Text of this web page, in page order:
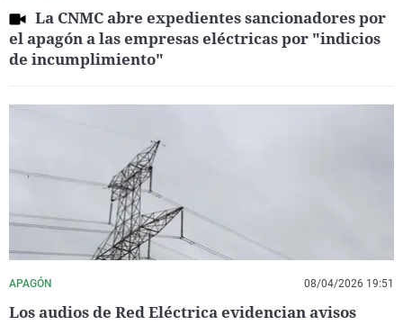
La CNMC abre expedientes sancionadores por
el apagón a las empresas eléctricas por "indicios
de incumplimiento"
APAGÓN 08/04/2026 19:51
Los audios de Red Eléctrica evidencian avisos